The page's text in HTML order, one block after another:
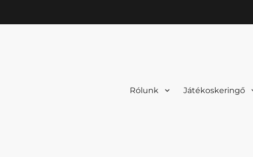
Rólunk Játékoskeringő